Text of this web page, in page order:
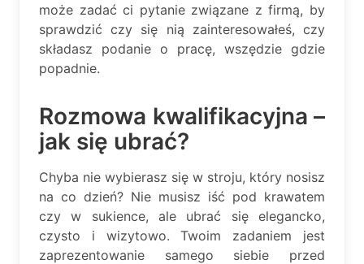
może zadać ci pytanie związane z firmą, by
sprawdzić czy się nią zainteresowałeś, czy
składasz podanie o pracę, wszędzie gdzie
popadnie.
Rozmowa kwalifikacyjna –
jak się ubrać?
Chyba nie wybierasz się w stroju, który nosisz
na co dzień? Nie musisz iść pod krawatem
czy w sukience, ale ubrać się elegancko,
czysto i wizytowo. Twoim zadaniem jest
zaprezentowanie samego siebie przed